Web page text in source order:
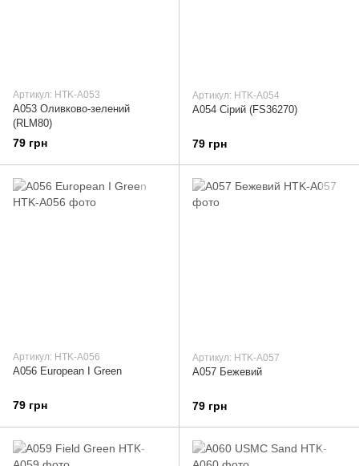
Артикул: HTK-A053
A053 Оливково-зелений
(RLM80)
79 грн
Артикул: HTK-A054
A054 Сірий (FS36270)
79 грн
Артикул: HTK-A056
A056 European I Green
79 грн
Артикул: HTK-A057
A057 Бежевий
79 грн